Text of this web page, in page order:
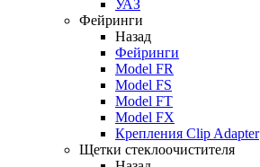
УАЗ
Фейринги
Назад
Фейринги
Model FR
Model FS
Model FT
Model FX
Крепления Clip Adapter
Щетки стеклоочистителя